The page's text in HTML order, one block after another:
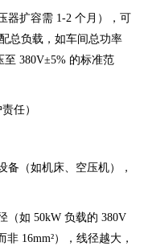
器扩容需 1-2 个月），可
总负载，如车间总功率
至 380V±5% 的标准范
任）
备（如机床、空压机），
（如 50kW 负载的 380V
16mm²），线径越大，